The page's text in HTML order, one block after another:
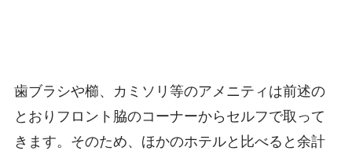
歯ブラシや櫛、カミソリ等のアメニティは前述の
とおりフロント脇のコーナーからセルフで取って
きます。そのため、ほかのホテルと比べると余計